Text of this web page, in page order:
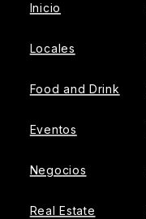
Inicio
Locales
Food and Drink
Eventos
Negocios
Real Estate